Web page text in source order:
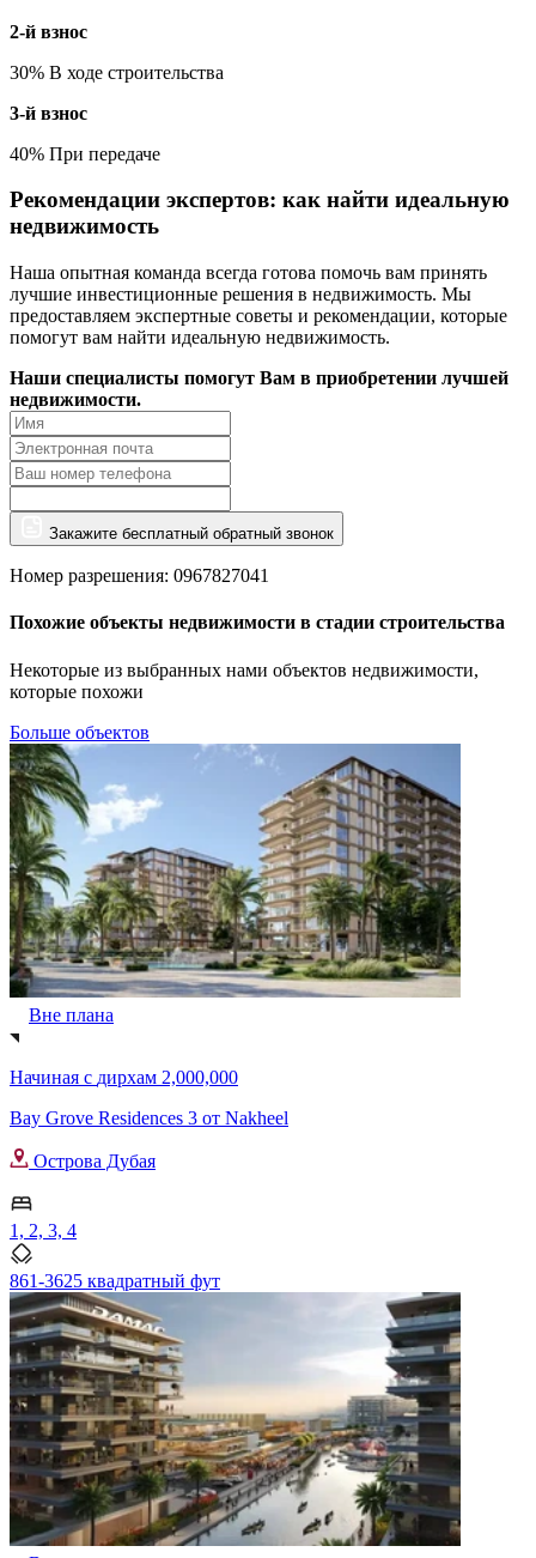
2-й взнос
30% В ходе строительства
3-й взнос
40% При передаче
Рекомендации экспертов: как найти идеальную
недвижимость
Наша опытная команда всегда готова помочь вам принять
лучшие инвестиционные решения в недвижимость. Мы
предоставляем экспертные советы и рекомендации, которые
помогут вам найти идеальную недвижимость.
Наши специалисты помогут Вам в приобретении лучшей
недвижимости.
Закажите бесплатный обратный звонок
Номер разрешения: 0967827041
Похожие объекты недвижимости в стадии строительства
Некоторые из выбранных нами объектов недвижимости,
которые похожи
Больше объектов
Вне плана
Начиная с дирхам 2,000,000
Bay Grove Residences 3 от Nakheel
Острова Дубая
1, 2, 3, 4
861-3625 квадратный фут